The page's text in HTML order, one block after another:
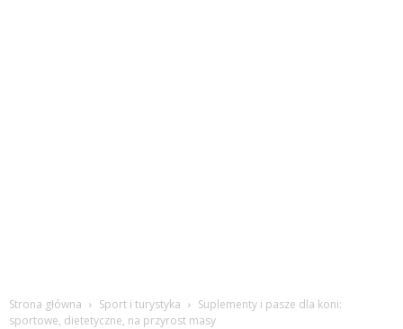
Strona główna Sport i turystyka
Suplementy i pasze dla koni:
sportowe, dietetyczne, na przyrost masy